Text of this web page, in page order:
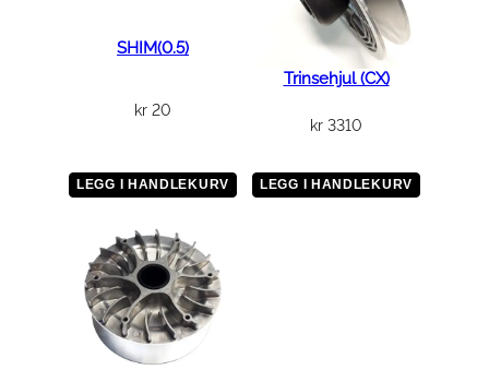
SHIM(0.5)
kr 20
LEGG I HANDLEKURV
Trinsehjul (CX)
kr 3310
LEGG I HANDLEKURV